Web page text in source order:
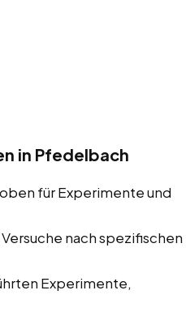
in Pfedelbach
für Experimente und
nach spezifischen
Experimente,